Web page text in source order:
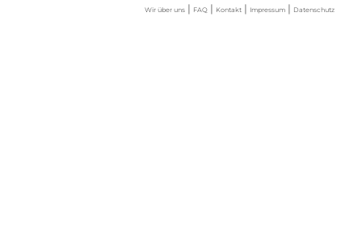
Wir über uns| FAQ| Kontakt| Impressum| Datenschutz